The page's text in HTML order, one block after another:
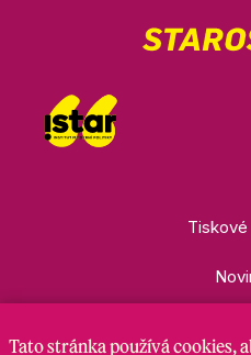
Tato stránkapoužívá cookies,